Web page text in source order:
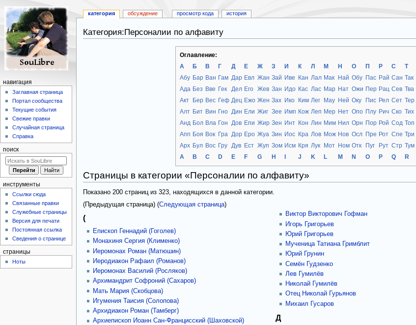
Категория:Персоналии по алфавиту
Оглавление:
А
Б В Г Д Е Ж З И К Л М Н О П Р С Т
Абу Бар Ван Гам Дар Евл Жан Зай Иве Кан Лал Мак Най Обу Пас Рай Сан Так
Ада Без Вве Гек Дел Его Жев Зан Идо Кас Лас Мар Нат Ожи Пер Рац Сев Тва
Акт Бер Вес Геф Дец Ежо Жен Зах Ико Ким Лег Мау Ней Оку Пис Рел Сет Тер
Алт Бит Вин Гно Дин Ели Жиг Зее Имп Кож Леп Мер Нет Опо Плу Рич Ско Тих
Анд Бол Вла Гон Дов Епи Жир Зен Инт Кон Лин Мим Нил Орн Пор Рой Сод Топ
Апп Боя Вок Гра Дор Еро Жуа Зин Иос Кра Лов Мож Нов Осл Пре Рот Спе Три
Арх Бул Вос Гру Дув Ест Жуп Зом Исм Кря Лук Мот Ном Отк Пуг Рут Стр Тум
A
B C D E F G H I J K L M N O P Q R
Страницы в категории «Персоналии по алфавиту»
Показано 200 страниц из 323, находящихся в данной категории.
(Предыдущая страница) (Следующая страница)
(
Епископ Геннадий (Гоголев)
Монахиня Сергия (Клименко)
Иеромонах Роман (Матюшин)
Иеродиакон Рафаил (Романов)
Иеромонах Василий (Росляков)
Архимандрит Софроний (Сахаров)
Мать Мария (Скобцова)
Игумения Таисия (Солопова)
Архидиакон Роман (Тамберг)
Архиепископ Иоанн Сан-Францисский (Шаховской)
Виктор Викторович Гофман
Игорь Григорьев
Юрий Григорьев
Мученица Татиана Гримблит
Юрий Грунин
Семён Гудзенко
Лев Гумилёв
Николай Гумилёв
Отец Николай Гурьянов
Михаил Гусаров
Д
категория обсуждение просмотр кода история
навигация
Заглавная страница
Портал сообщества
Текущие события
Свежие правки
Случайная страница
Справка
поиск
инструменты
Ссылки сюда
Связанные правки
Служебные страницы
Версия для печати
Постоянная ссылка
Сведения о странице
страницы
Ноты